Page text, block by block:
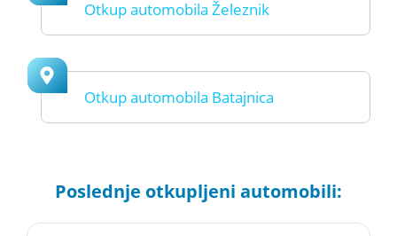
Otkup automobila Železnik
Otkup automobila Batajnica
Poslednje otkupljeni automobili: